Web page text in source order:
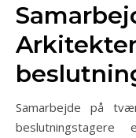
Samarbejde på